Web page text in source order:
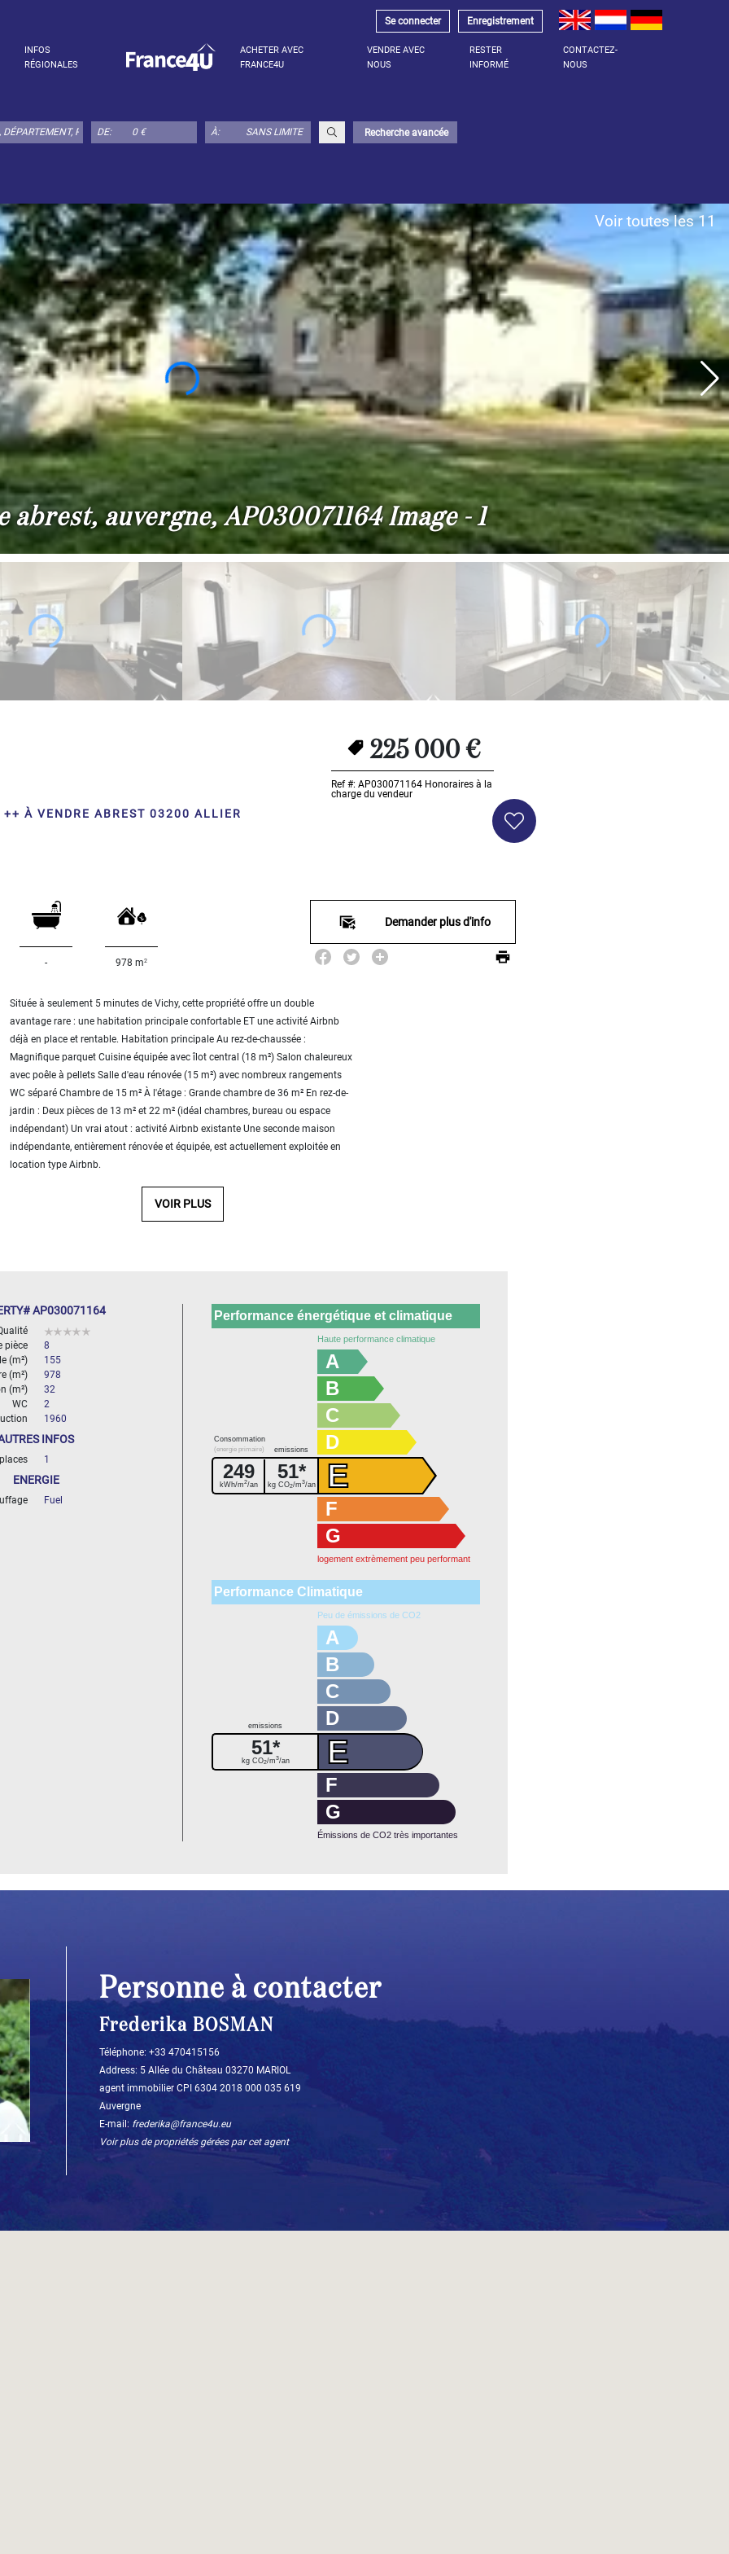
Se connecter Enregistrement
INFOS
RÉGIONALES
ACHETER AVEC
FRANCE4U
VENDRE AVEC
NOUS
RESTER
INFORMÉ
CONTACTEZ-
NOUS
DE: À: Recherche avancée
Voir toutes les 11
auvergne, AP030071164 Image - 1
225 000 €
Ref #: AP030071164 Honoraires à la
charge du vendeur
++ À VENDRE ABREST 03200 ALLIER
- 978 m2
Demander plus d'info
Située à seulement 5 minutes de Vichy, cette propriété offre un double
avantage rare : une habitation principale confortable ET une activité Airbnb
déjà en place et rentable. Habitation principale Au rez-de-chaussée :
Magnifique parquet Cuisine équipée avec îlot central (18 m²) Salon chaleureux
avec poêle à pellets Salle d'eau rénovée (15 m²) avec nombreux rangements
WC séparé Chambre de 15 m² À l'étage : Grande chambre de 36 m² En rez-de-
jardin : Deux pièces de 13 m² et 22 m² (idéal chambres, bureau ou espace
indépendant) Un vrai atout : activité Airbnb existante Une seconde maison
indépendante, entièrement rénovée et équipée, est actuellement exploitée en
location type Airbnb.
VOIR PLUS
AP030071164
pièce
8
(m²)
155
(m²)
978
(m²)
32
WC
2
1960
INFOS
1
ENERGIE
Fuel
Performance énergétique et climatique
Haute performance climatique
A
B
C
D
E
Consommation
(energie primaire) emissions
249
kWh/m2/an
51*
kg CO2/m3/an
F
G
logement extrèmement peu performant
Performance Climatique
Peu de émissions de CO2
A
B
C
D
E
emissions
51*
kg CO2/m3/an
F
G
Émissions de CO2 très importantes
Personne à contacter
Frederika BOSMAN
Téléphone: +33 470415156
Address: 5 Allée du Château 03270 MARIOL
agent immobilier CPI 6304 2018 000 035 619
Auvergne
E-mail: frederika@france4u.eu
Voir plus de propriétés gérées par cet agent